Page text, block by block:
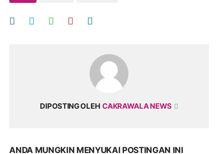
DIPOSTING OLEH CAKRAWALA NEWS
ANDA MUNGKIN MENYUKAI POSTINGAN INI